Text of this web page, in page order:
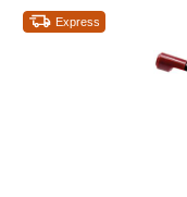
Express